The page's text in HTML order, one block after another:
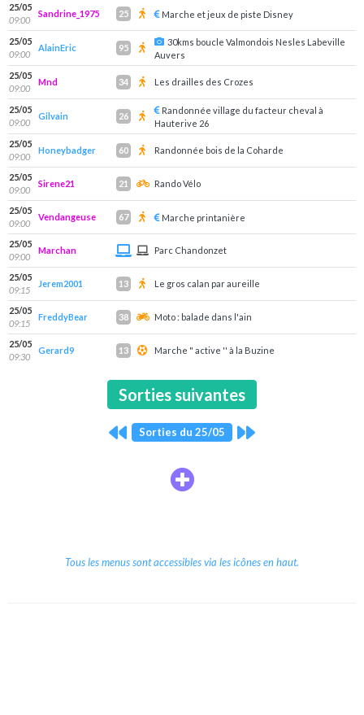
25/05
09:00
Sandrine_1975 25 Marche et jeux de piste Disney
25/05
09:00
AlainEric 95
30kms boucle Valmondois Nesles Labeville
Auvers
25/05
09:00
Mnd 34 Les drailles des Crozes
25/05
09:00
Gilvain 26
Randonnée village du facteur cheval à
Hauterive 26
25/05
09:00
Honeybadger 60 Randonnée bois de la Coharde
25/05
09:00
Sirene21 21 Rando Vélo
25/05
09:00
Vendangeuse 67 Marche printanière
25/05
09:00
Marchan Parc Chandonzet
25/05
09:15
Jerem2001 13 Le gros calan par aureille
25/05
09:15
FreddyBear 38 Moto : balade dans l'ain
25/05
09:30
Gerard9 13 Marche " active '' à la Buzine
Sorties suivantes
Sorties du 25/05
Tous les menus sont accessibles via les icônes en haut.